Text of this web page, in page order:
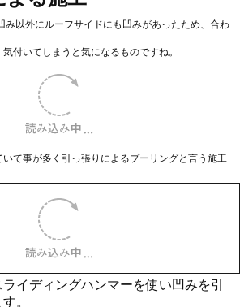
入らない為プーリングと言って、凹みを引っ張り
から引っ張る為塗装が剥がれてしまうリスクがあり
Cクラス リアフェン